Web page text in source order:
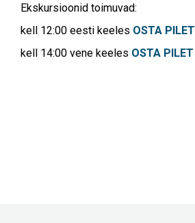
Ekskursioonid toimuvad:
kell 12:00 eesti keeles OSTA PILET
kell 14:00 vene keeles OSTA PILET